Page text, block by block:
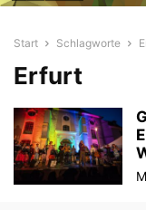
Start Schlagworte
Erfurt